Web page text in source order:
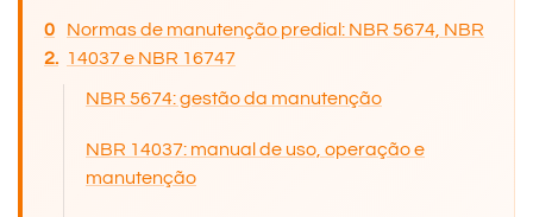
Normas de manutenção predial: NBR 5674, NBR
14037 e NBR 16747
NBR 5674: gestão da manutenção
NBR 14037: manual de uso, operação e
manutenção